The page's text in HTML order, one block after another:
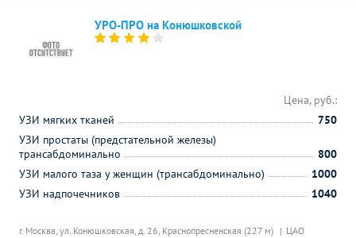
УРО-ПРО на Конюшковской
г. Москва, ул. Конюшковская, д. 26, Краснопресненская (227 м) ЦАО
Цена, руб.:
УЗИ мягких тканей
750
УЗИ простаты (предстательной железы)
трансабдоминально
800
УЗИ малого таза у женщин (трансабдоминально)
1000
УЗИ надпочечников
1040